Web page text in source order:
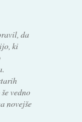
da
ki
vedno
novejše